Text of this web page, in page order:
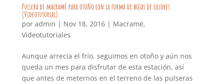
Pulsera de macramé para otoño con la forma de hojas de colores
(Videotutorial)
por admin | Nov 18, 2016| Macramé,
Videotutoriales
Aunque arrecia el frío, seguimos en otoño y aún nos
queda un mes para disfrutar de esta estación, así
que antes de meternos en el terreno de las pulseras